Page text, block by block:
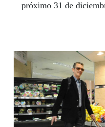
próximo 31 de
nuevas herramientas
el COVID-19 que el
marcha son accesibles
discapacidad gracias
Fundación ONCE en